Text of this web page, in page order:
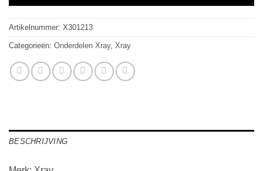
Artikelnummer: X301213
Categorieën: Onderdelen Xray, Xray
BESCHRIJVING